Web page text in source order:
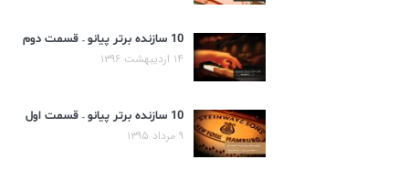
10 سازنده برتر پیانو – قسمت دوم
۱۴ اردیبهشت ۱۳۹۶
10 سازنده برتر پیانو – قسمت اول
۹ مرداد ۱۳۹۵